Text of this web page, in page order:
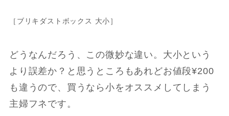
［ブリキダストボックス 大小］
どうなんだろう、この微妙な違い。大小という
より誤差か？と思うところもあれどお値段¥200
も違うので、買うなら小をオススメしてしまう
主婦フネです。